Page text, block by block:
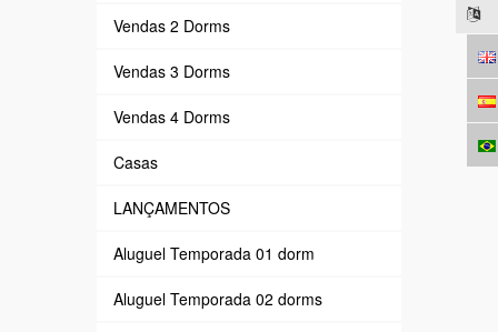
Vendas 2 Dorms
Vendas 3 Dorms
Vendas 4 Dorms
Casas
LANÇAMENTOS
Aluguel Temporada 01 dorm
Aluguel Temporada 02 dorms